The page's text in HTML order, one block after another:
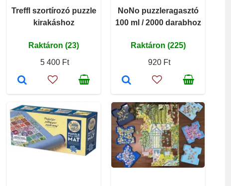
Treffl szortírozó puzzle
kirakáshoz
Raktáron (23)
5 400 Ft
NoNo puzzleragasztó
100 ml / 2000 darabhoz
Raktáron (225)
920 Ft